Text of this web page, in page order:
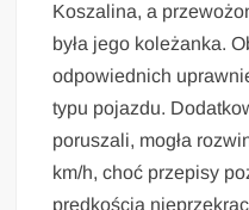
Koszalina, a
była jego koleżanka.
odpowiednich
typu pojazdu.
poruszali, mogła
km/h, choć przepisy
prędkością